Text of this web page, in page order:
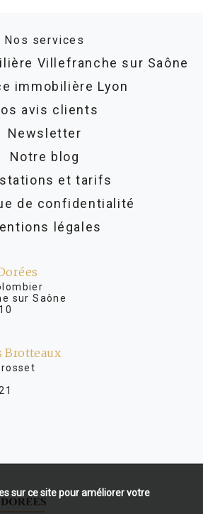
Nos services
Villefranche sur Saône
immobilière Lyon
avis clients
Newsletter
Notre blog
et tarifs
de confidentialité
légales
sur Saône
Brotteaux
Brosset
sur ce site pour améliorer votre